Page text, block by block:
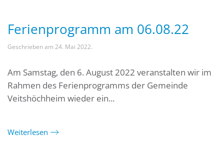
Ferienprogramm am 06.08.22
Geschrieben am 24. Mai 2022.
Am Samstag, den 6. August 2022 veranstalten wir im
Rahmen des Ferienprogramms der Gemeinde
Veitshöchheim wieder ein...
Weiterlesen